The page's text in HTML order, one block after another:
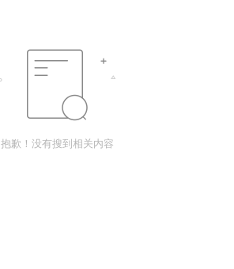
抱歉！没有搜到相关内容